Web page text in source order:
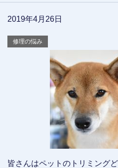
2019年4月26日
修理の悩み
皆さんはペットのトリミング